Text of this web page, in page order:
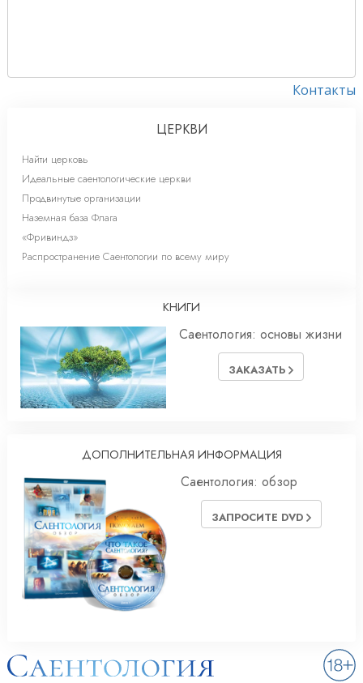
Контакты
ЦЕРКВИ
Найти церковь
Идеальные саентологические церкви
Продвинутые организации
Наземная база Флага
«Фривиндз»
Распространение Саентологии по всему миру
КНИГИ
Саентология: основы жизни
ЗАКАЗАТЬ
ДОПОЛНИТЕЛЬНАЯ ИНФОРМАЦИЯ
Саентология: обзор
ЗАПРОСИТЕ DVD